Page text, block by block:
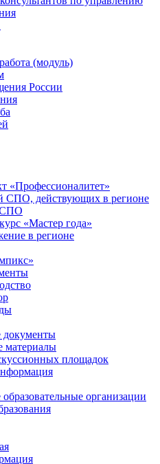
(модуль)
России
«Профессионалитет»
СПО, действующих в регионе
СПО
«Мастер года»
в регионе
материалы
площадок
организации